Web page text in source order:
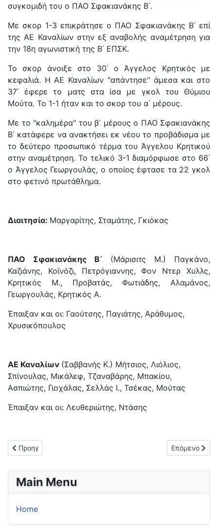
συγκομιδή του ο ΠΑΟ Σφακιανάκης Β΄.
Με σκορ 1-3 επικράτησε ο ΠΑΟ Σφακιανάκης Β΄ επί
της ΑΕ Καναλίων στην εξ αναβολής αναμέτρηση για
την 18η αγωνιστική της Β΄ ΕΠΣΚ.
Το σκορ άνοιξε στο 30΄ ο Άγγελος Κρητικός με
κεφαλιά. Η ΑΕ Καναλίων "απάντησε" άμεσα και στο
37΄ έφερε το ματς στα ίσα με γκολ του Θύμιου
Μούτα. Το 1-1 ήταν και το σκορ του α΄ μέρους.
Με το "καλημέρα" του β΄ μέρους ο ΠΑΟ Σφακιανάκης
Β΄ κατάφερε να ανακτήσει εκ νέου το προβάδισμα με
το δεύτερο προσωπικό τέρμα του Άγγελου Κρητικού
στην αναμέτρηση. Το τελικό 3-1 διαμόρφωσε στο 66΄
ο Άγγελος Γεωργουλάς, ο οποίος έφτασε τα 22 γκολ
στο φετινό πρωτάθλημα.
Διαιτησία: Μαργαρίτης, Σταμάτης, Γκιόκας
ΠΑΟ Σφακιανάκης Β΄ (Μάρισιτς Μ.) Παγκάνο,
Καζιάνης, Κοϊνόζι, Πετρόγιαννης, Φον Ντερ Χυλλς,
Κρητικός Μ., Προβατάς, Φωτιάδης, Αλαμάνος,
Γεωργουλάς, Κρητικός Α.
Έπαιξαν και οι: Γαούτσης, Παγιάτης, Αράθυμος,
Χρυσικόπουλος
ΑΕ Καναλίων (Σαββανής Κ.) Μήτσιος, Λιόλιος,
Σπίνουλας, Μικάλεφ, Τζαναβάρης, Μπακίου,
Ασπιώτης, Γιοχάλας, Σελλάς Ι., Τσέκας, Μούτας
Έπαιξαν και οι: Λευθεριώτης, Ντάσης
Προηγούμενο άρθρο: Νίκη για τον Ατρόμητο Στρογγυλής (0-2)
Προηγ Επόμενο
Επόμενο
Main Menu
Home